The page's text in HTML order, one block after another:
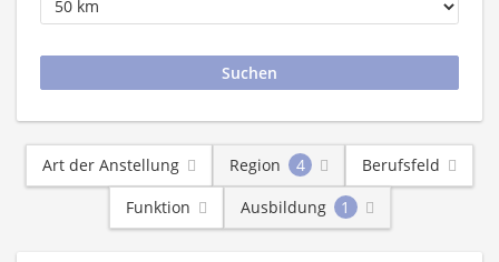
Art der Anstellung Region 4
Berufsfeld
Funktion
Ausbildung 1